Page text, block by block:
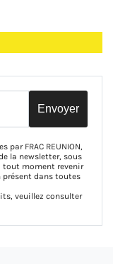
Envoyer
FRAC REUNION,
la newsletter, sous
tout moment revenir
dans toutes
veuillez consulter